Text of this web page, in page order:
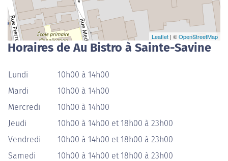
Leaflet | ©OpenStreetMap
Horaires de Au Bistro à Sainte-Savine
Lundi
10h00 à 14h00
Mardi
10h00 à 14h00
Mercredi
10h00 à 14h00
Jeudi
10h00 à 14h00 et 18h00 à 23h00
Vendredi
10h00 à 14h00 et 18h00 à 23h00
Samedi
10h00 à 14h00 et 18h00 à 23h00